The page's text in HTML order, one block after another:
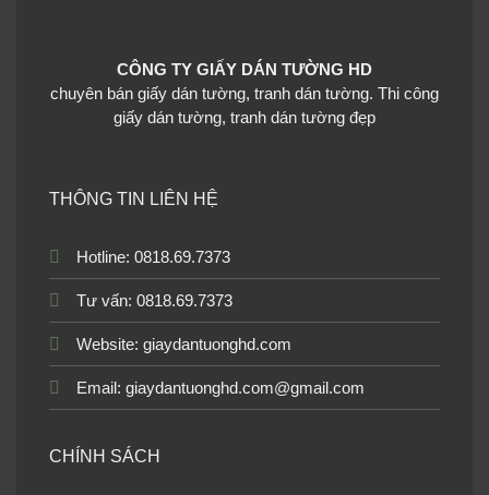
CÔNG TY GIẤY DÁN TƯỜNG HD
chuyên bán giấy dán tường, tranh dán tường. Thi công
giấy dán tường, tranh dán tường đẹp
THÔNG TIN LIÊN HỆ
Hotline: 0818.69.7373
Tư vấn: 0818.69.7373
Website: giaydantuonghd.com
Email: giaydantuonghd.com@gmail.com
CHÍNH SÁCH